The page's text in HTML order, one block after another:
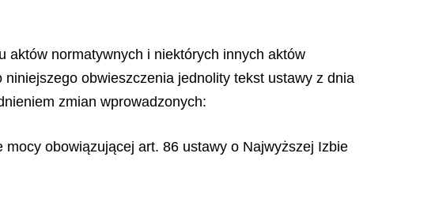
aktów normatywnych i niektórych innych aktów
obwieszczenia jednolity tekst ustawy z dnia
zmian wprowadzonych:
obowiązującej art. 86 ustawy o Najwyższej Izbie